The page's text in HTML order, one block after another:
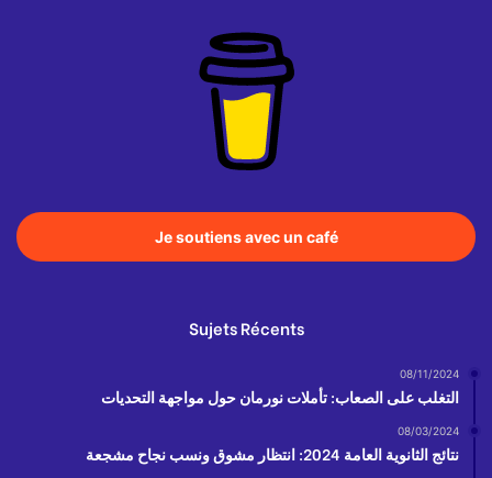
Je soutiens avec un café
Sujets Récents
08/11/2024
التغلب على الصعاب: تأملات نورمان حول مواجهة التحديات
08/03/2024
نتائج الثانوية العامة 2024: انتظار مشوق ونسب نجاح مشجعة